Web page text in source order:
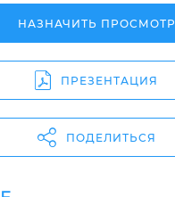
НАЗНАЧИТЬ ПРОСМОТР
ПРЕЗЕНТАЦИЯ
ПОДЕЛИТЬСЯ